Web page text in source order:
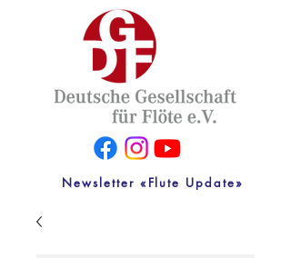
Newsletter «Flute Update»